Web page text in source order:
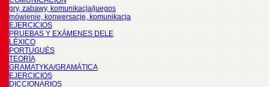
gry, zabawy, komunikacja/juegos
mówienie, konwersacje, komunikacja
EJERCICIOS
PRUEBAS Y EXÁMENES DELE
LÉXICO
PORTUGUÉS
TEORÍA
GRAMATYKA/GRAMÁTICA
EJERCICIOS
DICCIONARIOS